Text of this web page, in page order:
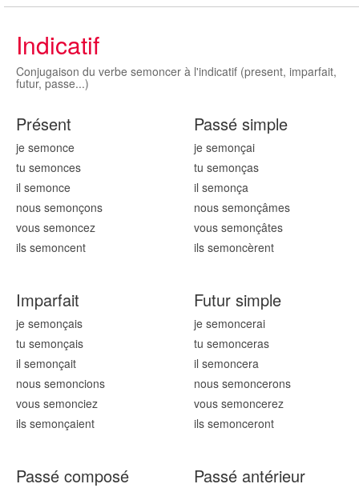
Indicatif
Conjugaison du verbe semoncer à l'indicatif (present, imparfait,
futur, passe...)
Présent
je semonce
tu semonces
il semonce
nous semonçons
vous semoncez
ils semoncent
Passé simple
je semonçai
tu semonças
il semonça
nous semonçâmes
vous semonçâtes
ils semoncèrent
Imparfait
je semonçais
tu semonçais
il semonçait
nous semoncions
vous semonciez
ils semonçaient
Futur simple
je semoncerai
tu semonceras
il semoncera
nous semoncerons
vous semoncerez
ils semonceront
Passé composé Passé antérieur